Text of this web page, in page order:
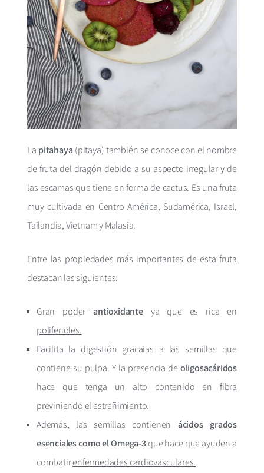
La pitahaya (pitaya) también se conoce con el nombre
de fruta del dragón debido a su aspecto irregular y de
las escamas que tiene en forma de cactus. Es una fruta
muy cultivada en Centro América, Sudamérica, Israel,
Tailandia, Vietnam y Malasia.
Entre las propiedades más importantes de esta fruta
destacan las siguientes:
Gran poderantioxidanteya que es rica en
polifenoles.
Facilita la digestión gracaias a las semillas que
contiene su pulpa. Y la presencia de oligosacáridos
hace que tenga un alto contenido en fibra
previniendo el estreñimiento.
Además, las semillas contienen ácidos grados
esenciales como el Omega-3que hace que ayuden a
combatirenfermedades cardiovasculares.